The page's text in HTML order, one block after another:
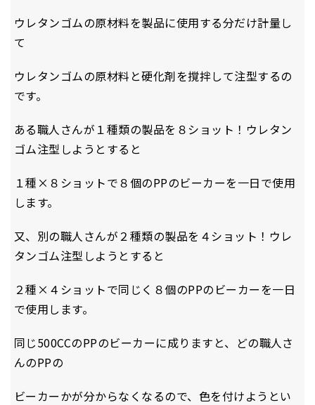
ウレタンゴムの原材料を製品に使用する分だけ計量し
て
ウレタンゴムの原材料と硬化剤を撹拌して注型するの
です。
ある職人さんが１種類の製品を８ショット！ウレタン
ゴム注型しようとすると
１種×８ショットで８個のPPのビーカーを一日で使用
します。
又、別の職人さんが２種類の製品を４ショット！ウレ
タンゴム注型しようとすると
２種×４ショットで同じく８個のPPのビーカーを一日
で使用します。
同じ500CCのPPのビーカーに成りますと、どの職人さ
んのPPの
ビーカーかが分からなくなるので、色を付けようとい